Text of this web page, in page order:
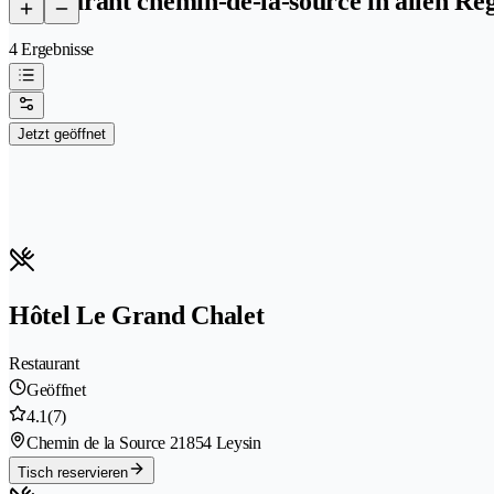
4 Ergebnisse
Jetzt geöffnet
Hôtel Le Grand Chalet
Restaurant
Geöffnet
4.1(7)
Chemin de la Source 21854 Leysin
Tisch reservieren